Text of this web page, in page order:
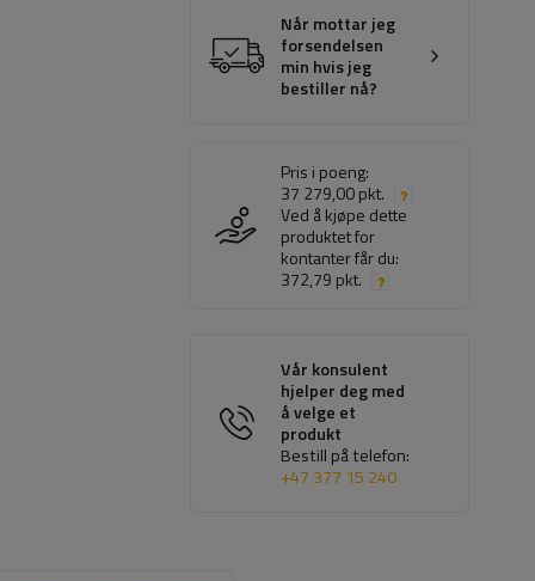
Når mottar jeg
forsendelsen
min hvis jeg
bestiller nå?
Pris i poeng:
37 279,00 pkt.
Ved å kjøpe dette
produktet for
kontanter får du:
372,79 pkt.
Vår konsulent
hjelper deg med
å velge et
produkt
Bestill på telefon:
+47 377 15 240